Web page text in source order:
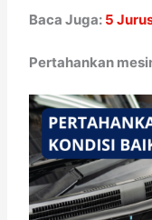
Baca Juga: 5
Pertahankan